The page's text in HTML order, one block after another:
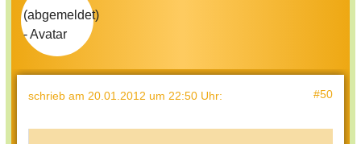
schrieb am 20.01.2012 um 22:50 Uhr: #50